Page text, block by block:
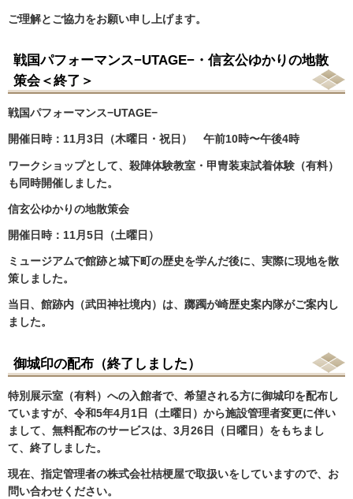
ご理解とご協力をお願い申し上げます。
戦国パフォーマンス−UTAGE−・信玄公ゆかりの地散
策会＜終了＞
戦国パフォーマンス−UTAGE−
開催日時：11月3日（木曜日・祝日） 午前10時〜午後4時
ワークショップとして、殺陣体験教室・甲冑装束試着体験（有料）
も同時開催しました。
信玄公ゆかりの地散策会
開催日時：11月5日（土曜日）
ミュージアムで館跡と城下町の歴史を学んだ後に、実際に現地を散
策しました。
当日、館跡内（武田神社境内）は、躑躅が崎歴史案内隊がご案内し
ました。
御城印の配布（終了しました）
特別展示室（有料）への入館者で、希望される方に御城印を配布し
ていますが、令和5年4月1日（土曜日）から施設管理者変更に伴い
まして、無料配布のサービスは、3月26日（日曜日）をもちまし
て、終了しました。
現在、指定管理者の株式会社桔梗屋で取扱いをしていますので、お
問い合わせください。